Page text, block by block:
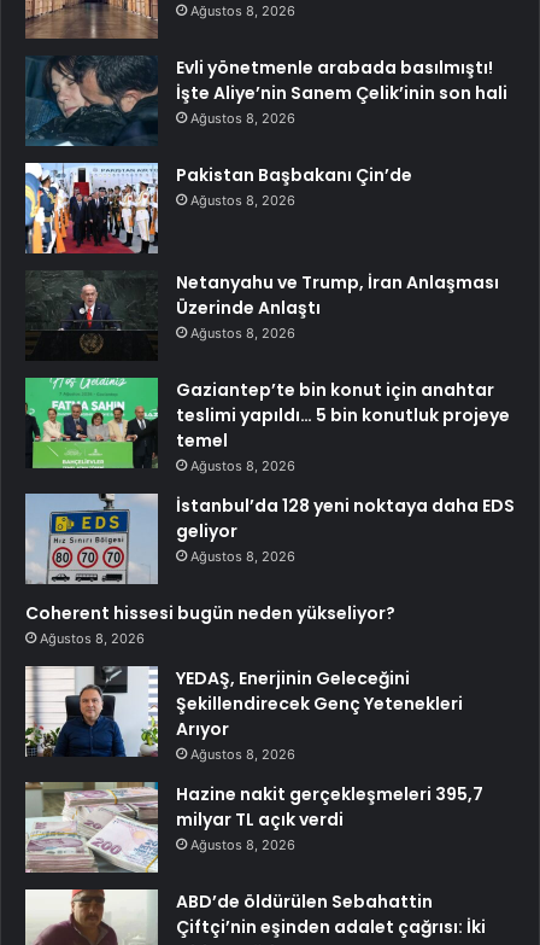
Ağustos 8, 2026
Evli yönetmenle arabada basılmıştı!
İşte Aliye’nin Sanem Çelik’inin son hali
Ağustos 8, 2026
Pakistan Başbakanı Çin’de
Ağustos 8, 2026
Netanyahu ve Trump, İran Anlaşması
Üzerinde Anlaştı
Ağustos 8, 2026
Gaziantep’te bin konut için anahtar
teslimi yapıldı… 5 bin konutluk projeye
temel
Ağustos 8, 2026
İstanbul’da 128 yeni noktaya daha EDS
geliyor
Ağustos 8, 2026
Coherent hissesi bugün neden yükseliyor?
Ağustos 8, 2026
YEDAŞ, Enerjinin Geleceğini
Şekillendirecek Genç Yetenekleri
Arıyor
Ağustos 8, 2026
Hazine nakit gerçekleşmeleri 395,7
milyar TL açık verdi
Ağustos 8, 2026
ABD’de öldürülen Sebahattin
Çiftçi’nin eşinden adalet çağrısı: İki